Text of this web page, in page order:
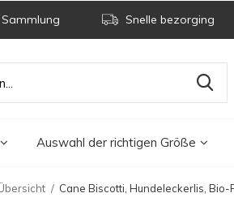
Auswahl der richtigen Größe
Snelle bezorging
Cane Biscotti, Hundeleckerlis, Bio-